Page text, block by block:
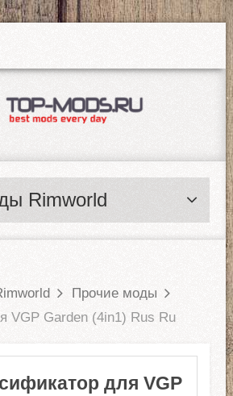
Rimworld
Прочие моды
VGP Garden (4in1) Rus Ru
для VGP